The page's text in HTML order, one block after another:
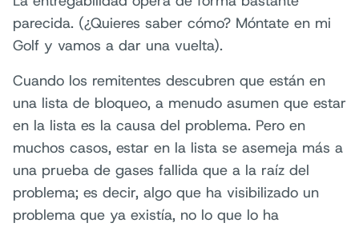
parecida. (¿Quieres saber cómo? Móntate en mi
Golf y vamos a dar una vuelta).
Cuando los remitentes descubren que están en
una lista de bloqueo, a menudo asumen que estar
en la lista es la causa del problema. Pero en
muchos casos, estar en la lista se asemeja más a
una prueba de gases fallida que a la raíz del
problema; es decir, algo que ha visibilizado un
problema que ya existía, no lo que lo ha